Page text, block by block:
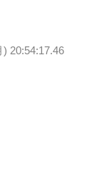
) 20:54:17.46